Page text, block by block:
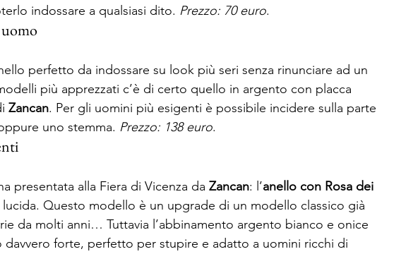
indossare a qualsiasi dito. Prezzo: 70 euro.
perfetto da indossare su look più seri senza rinunciare ad un
più apprezzati c’è di certo quello in argento con placca
Zancan. Per gli uomini più esigenti è possibile incidere sulla parte
uno stemma. Prezzo: 138 euro.
presentata alla Fiera di Vicenza da Zancan: l’anello con Rosa dei
Questo modello è un upgrade di un modello classico già
da molti anni… Tuttavia l’abbinamento argento bianco e onice
davvero forte, perfetto per stupire e adatto a uomini ricchi di